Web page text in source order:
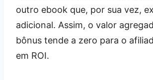
outro ebook que, por sua vez,
adicional. Assim, o valor
bônus tende a zero para o
em ROI.